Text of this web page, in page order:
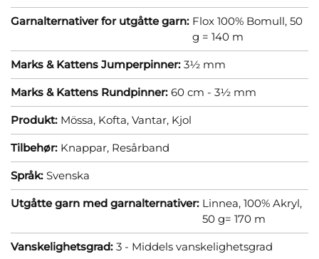
Garnalternativer for utgåtte garn: Flox 100% Bomull, 50
g = 140 m
Marks & Kattens Jumperpinner: 3½ mm
Marks & Kattens Rundpinner: 60 cm - 3½ mm
Produkt: Mössa, Kofta, Vantar, Kjol
Tilbehør: Knappar, Resårband
Språk: Svenska
Utgåtte garn med garnalternativer: Linnea, 100% Akryl,
50 g= 170 m
Vanskelighetsgrad: 3 - Middels vanskelighetsgrad